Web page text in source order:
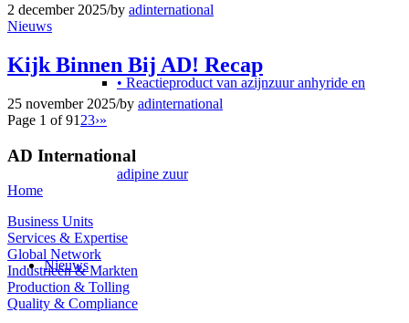
• Reactieproduct van azijnzuur anhyride en
adipine zuur
Nieuws
2 december 2025/by adinternational
Nieuws
Kijk Binnen Bij AD! Recap
25 november 2025/by adinternational
Page 1 of 91 23›»
AD International
Home
Business Units
Services & Expertise
Global Network
Industrieën & Markten
Production & Tolling
Quality & Compliance